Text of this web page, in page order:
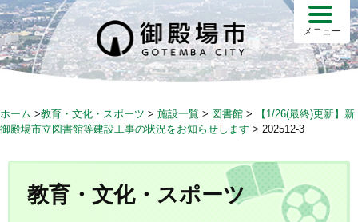
S
k
i
p
c
メニュー
ホーム >教育・文化・スポーツ > 施設一覧 > 図書館 >
【1/26(最終)更新】新
御殿場市立図書館等建設工事の状況をお知らせします > 202512-3
教育・文化・スポーツ